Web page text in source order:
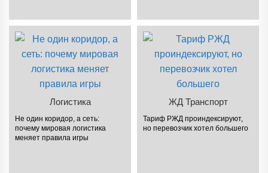
Логистика
Не один коридор, а сеть:
почему мировая логистика
меняет правила игры
ЖД Транспорт
Тариф РЖД проиндексируют,
но перевозчик хотел большего